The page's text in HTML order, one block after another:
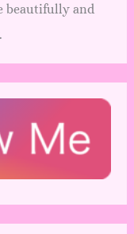
beautifully and